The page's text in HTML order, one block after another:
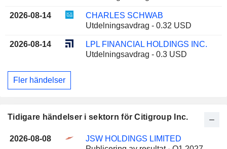
2026-08-14
CHARLES SCHWAB
Utdelningsavdrag - 0.32 USD
2026-08-14
LPL FINANCIAL HOLDINGS INC.
Utdelningsavdrag - 0.3 USD
Fler händelser
Tidigare händelser i sektorn för Citigroup Inc.
2026-08-08
JSW HOLDINGS LIMITED